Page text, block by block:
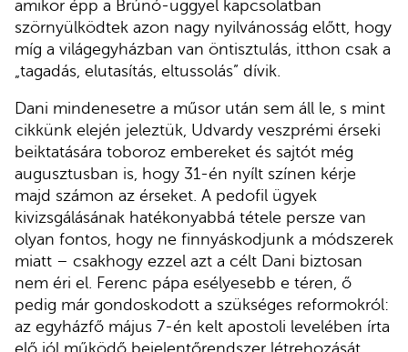
amikor épp a Brúnó-üggyel kapcsolatban
szörnyülködtek azon nagy nyilvánosság előtt, hogy
míg a világegyházban van öntisztulás, itthon csak a
„tagadás, elutasítás, eltussolás” dívik.
Dani mindenesetre a műsor után sem áll le, s mint
cikkünk elején jeleztük, Udvardy veszprémi érseki
beiktatására toboroz embereket és sajtót még
augusztusban is, hogy 31-én nyílt színen kérje
majd számon az érseket. A pedofil ügyek
kivizsgálásának hatékonyabbá tétele persze van
olyan fontos, hogy ne finnyáskodjunk a módszerek
miatt – csakhogy ezzel azt a célt Dani biztosan
nem éri el. Ferenc pápa esélyesebb e téren, ő
pedig már gondoskodott a szükséges reformokról:
az egyházfő május 7-én kelt apostoli levelében írta